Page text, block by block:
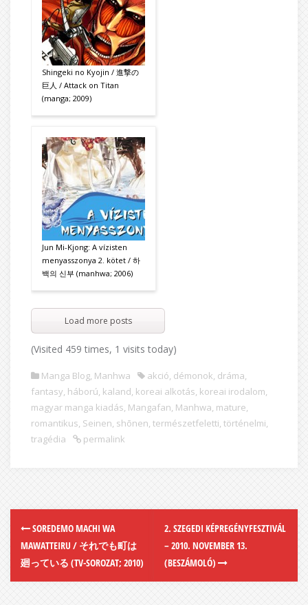
Shingeki no Kyojin / 進撃の
巨人 / Attack on Titan
(manga; 2009)
Jun Mi-Kjong: A vízisten
menyasszonya 2. kötet / 하
백의 신부 (manhwa; 2006)
Load more posts
(Visited 459 times, 1 visits today)
Manga Blog, Manhwa akció, démonok, dráma,
fantasy, háború, kaland, koreai alkotás, koreai irodalom,
magyar manga kiadás, Mangafan, Manhwa, mature,
romantikus, Seinen, shōnen, természetfeletti, történelmi,
tragédia
permalink
SOREDEMO MACHI WA
MAWATTEIRU / それでも町は
廻っている (TV-SOROZAT; 2010)
2. SZEGEDI KÉPREGÉNYFESZTIVÁL
– 2010. NOVEMBER 13.
(BESZÁMOLÓ)